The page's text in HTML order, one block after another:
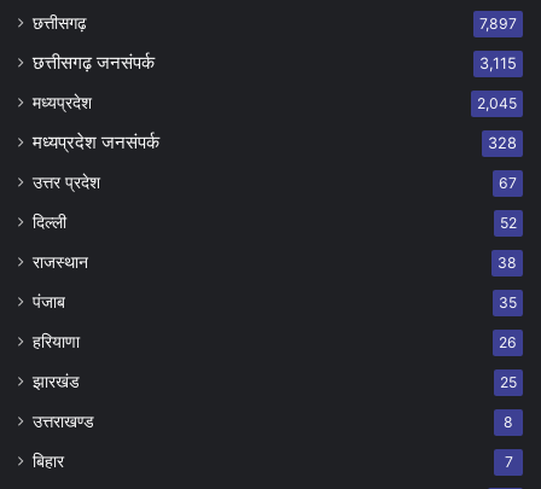
छत्तीसगढ़ 7,897
छत्तीसगढ़ जनसंपर्क 3,115
मध्यप्रदेश 2,045
मध्यप्रदेश जनसंपर्क 328
उत्तर प्रदेश 67
दिल्ली 52
राजस्थान 38
पंजाब 35
हरियाणा 26
झारखंड 25
उत्तराखण्ड 8
बिहार 7